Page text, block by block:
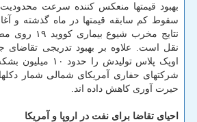
بهبود قیمتها منعکس کننده سرعت محدودیت
سقوط کم سابقه قیمتها در ماه گذشته و
نتایج مخرب
نقل است. علاوه بر بهبود تدریجی تقاضای
اوپک پلاس تولیدش
شرکتهای حفاری آمریکای شمالی شمار
حیرت آوری کاهش داده اند.
احیای تقاضا برای نفت در اروپا و آمریکا